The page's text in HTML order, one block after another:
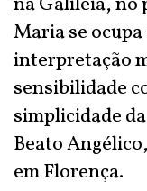
Maria se
interpretação
sensibilidade
simplicidade
Beato
em Florença.